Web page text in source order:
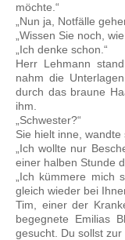
möchte.“
„Nun ja, Notfälle
„Wissen Sie noch,
„Ich denke schon.“
Herr Lehmann
nahm die
durch das braune
ihm.
„Schwester?“
Sie hielt inne, wandte
„Ich wollte nur
einer halben Stunde
„Ich kümmere mich
gleich wieder bei
Tim, einer der
begegnete Emilias
gesucht. Du sollst zur